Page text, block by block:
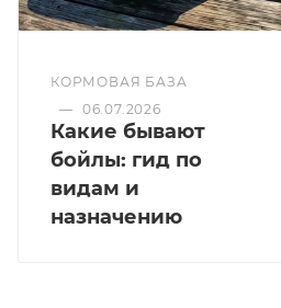
КОРМОВАЯ БАЗА
— 06.07.2026
Какие бывают
бойлы: гид по
видам и
назначению